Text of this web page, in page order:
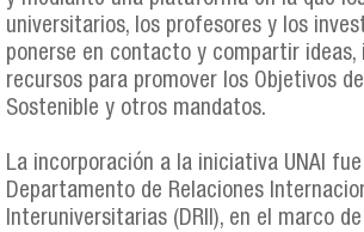
universitarios, los profesores y los
ponerse en contacto y compartir ideas,
recursos para promover los Objetivos
Sostenible y otros mandatos.
La incorporación a la iniciativa UNAI
Departamento de Relaciones
Interuniversitarias (DRII), en el marco